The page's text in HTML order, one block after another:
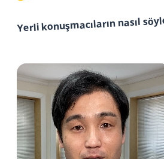
Yerli konuşmacıların nasıl